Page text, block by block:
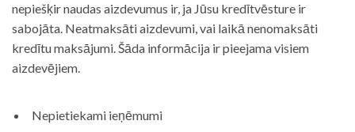
nepiešķir naudas aizdevumus ir, ja Jūsu kredītvēsture ir
sabojāta. Neatmaksāti aizdevumi, vai laikā nenomaksāti
kredītu maksājumi. Šāda informācija ir pieejama visiem
aizdevējiem.
Nepietiekami ieņēmumi